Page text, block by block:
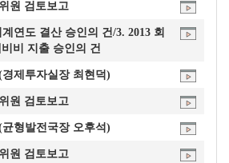
원 검토보고
계연도 결산 승인의 건/3. 2013 회
비 지출 승인의 건
제투자실장 최현덕)
원 검토보고
형발전국장 오후석)
원 검토보고